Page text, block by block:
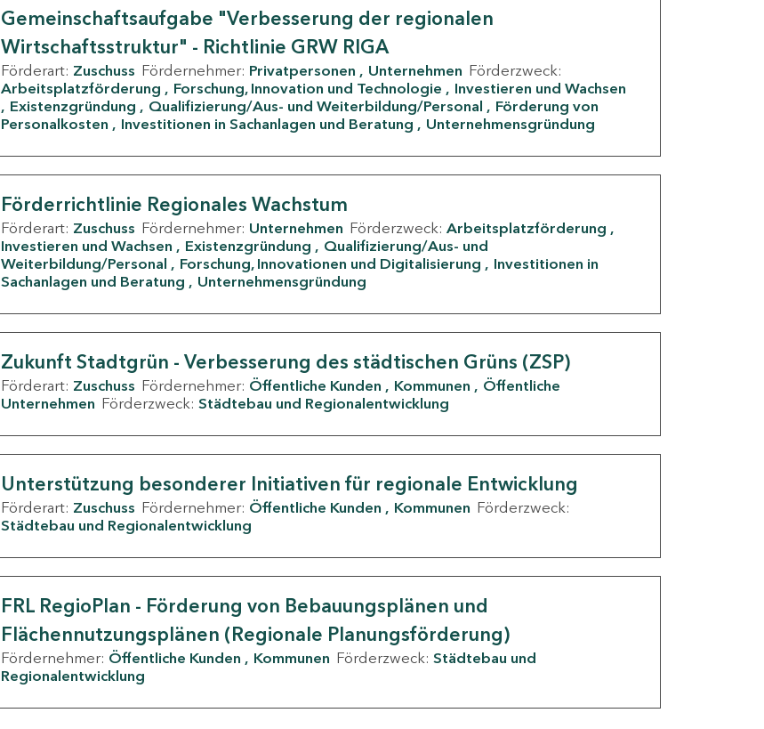
Gemeinschaftsaufgabe "Verbesserung der regionalen
Wirtschaftsstruktur" - Richtlinie GRW RIGA
Förderart: Zuschuss Fördernehmer: Privatpersonen Unternehmen Förderzweck:
Arbeitsplatzförderung
Forschung, Innovation und Technologie
Investieren und Wachsen
Existenzgründung
Qualifizierung/Aus- und Weiterbildung/Personal
Förderung von
Personalkosten
Investitionen in Sachanlagen und Beratung Unternehmensgründung
Förderrichtlinie Regionales Wachstum
Förderart: Zuschuss Fördernehmer: Unternehmen Förderzweck: Arbeitsplatzförderung
Investieren und Wachsen
Existenzgründung
Qualifizierung/Aus- und
Weiterbildung/Personal
Forschung, Innovationen und Digitalisierung
Investitionen in
Sachanlagen und Beratung
Unternehmensgründung
Zukunft Stadtgrün - Verbesserung des städtischen Grüns (ZSP)
Förderart: Zuschuss Fördernehmer: Öffentliche Kunden Kommunen
Öffentliche
Unternehmen Förderzweck: Städtebau und Regionalentwicklung
Unterstützung besonderer Initiativen für regionale Entwicklung
Förderart: Zuschuss Fördernehmer: Öffentliche Kunden Kommunen Förderzweck:
Städtebau und Regionalentwicklung
FRL RegioPlan - Förderung von Bebauungsplänen und
Flächennutzungsplänen (Regionale Planungsförderung)
Fördernehmer: Öffentliche Kunden Kommunen Förderzweck: Städtebau und
Regionalentwicklung